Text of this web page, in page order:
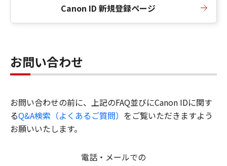
Canon ID 新規登録ページ
お問い合わせ
お問い合わせの前に、上記のFAQ並びにCanon IDに関す
るQ&A検索（よくあるご質問） をご覧いただきますよう
お願いいたします。
電話・メールでの